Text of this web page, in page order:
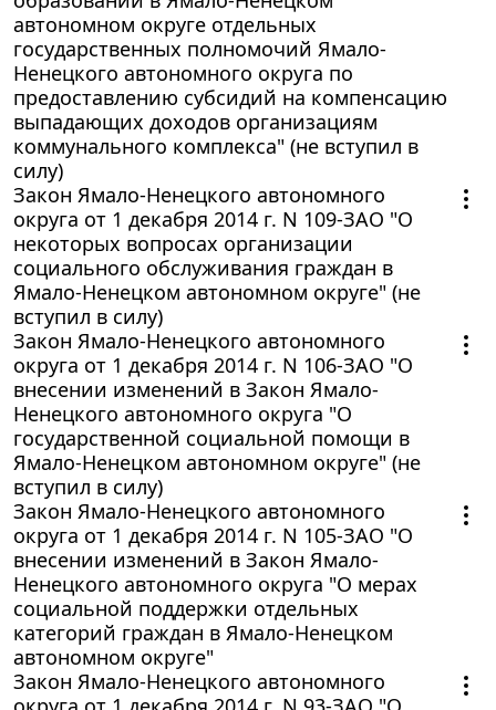
автономном округе отдельных
государственных полномочий Ямало-
Ненецкого автономного округа по
предоставлению субсидий на компенсацию
выпадающих доходов организациям
коммунального комплекса" (не вступил в
силу)
Закон Ямало-Ненецкого автономного
округа от 1 декабря 2014 г. N 109-ЗАО "О
некоторых вопросах организации
социального обслуживания граждан в
Ямало-Ненецком автономном округе" (не
вступил в силу)
Закон Ямало-Ненецкого автономного
округа от 1 декабря 2014 г. N 106-ЗАО "О
внесении изменений в Закон Ямало-
Ненецкого автономного округа "О
государственной социальной помощи в
Ямало-Ненецком автономном округе" (не
вступил в силу)
Закон Ямало-Ненецкого автономного
округа от 1 декабря 2014 г. N 105-ЗАО "О
внесении изменений в Закон Ямало-
Ненецкого автономного округа "О мерах
социальной поддержки отдельных
категорий граждан в Ямало-Ненецком
автономном округе"
Закон Ямало-Ненецкого автономного